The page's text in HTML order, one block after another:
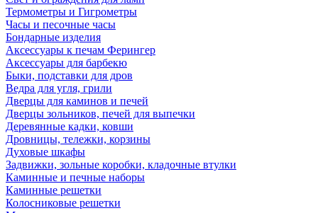
Термометры и Гигрометры
Часы и песочные часы
Бондарные изделия
Аксессуары к печам Ферингер
Аксессуары для барбекю
Быки, подставки для дров
Ведра для угля, грили
Дверцы для каминов и печей
Дверцы зольников, печей для выпечки
Деревянные кадки, ковши
Дровницы, тележки, корзины
Духовые шкафы
Задвижки, зольные коробки, кладочные втулки
Каминные и печные наборы
Каминные решетки
Колосниковые решетки